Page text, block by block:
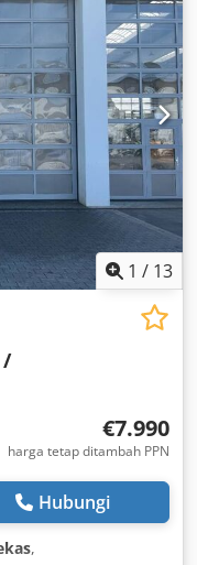
1 / 13
/
€7.990
harga tetap ditambah PPN
Hubungi
,